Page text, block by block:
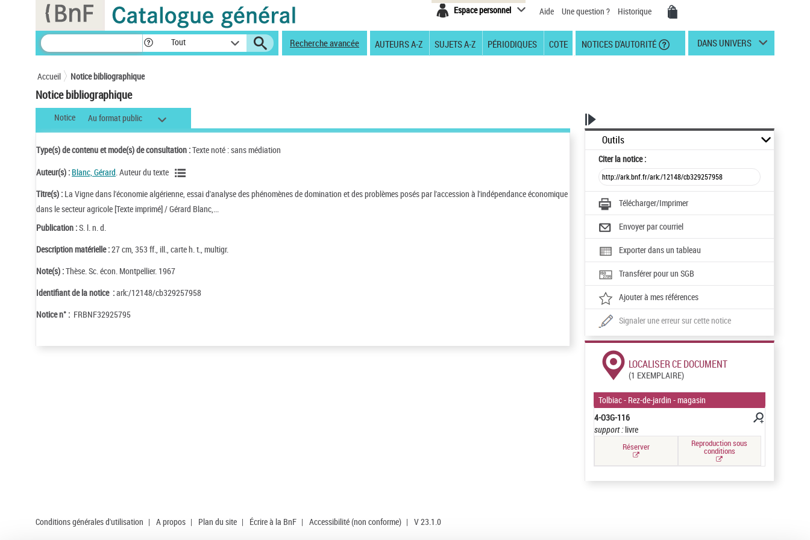
Espace personnel Aide Une question ? Historique
Tout Recherche avancée AUTEURS A-Z SUJETS A-Z PÉRIODIQUES COTE NOTICES D'AUTORITÉ DANS UNIVERS
Accueil Notice bibliographique
Notice bibliographique
Notice Au format public
Type(s) de contenu et mode(s) de consultation :Texte noté : sans médiation
Auteur(s) : Blanc, Gérard . Auteur du texte
Titre(s) : La Vigne dans l'économie algérienne, essai d'analyse des phénomènes de domination et des problèmes posés par l'accession à l'indépendance économique
dans le secteur agricole [Texte imprimé] / Gérard Blanc,...
Publication :S. l. n. d.
Description matérielle :27 cm, 353 ff., ill., carte h. t., multigr.
Note(s) :Thèse. Sc. écon. Montpellier. 1967
Identifiant de la notice :ark:/12148/cb329257958
Notice n° : FRBNF32925795
Outils
Citerla notice :
Télécharger/Imprimer
Envoyer par courriel
Exporter dans un tableau
Transférer pour un SGB
Ajouter à mes références
Signaler une erreur sur cette notice
LOCALISER CE DOCUMENT
(1 EXEMPLAIRE)
Tolbiac - Rez-de-jardin - magasin
4-O3G-116
support :livre
Réserver Reproduction sous
conditions
Conditions générales d'utilisation | A propos | Plan du site | Écrire à la BnF | Accessibilité (non conforme) | V 23.1.0
Panneau de gestion des cookies